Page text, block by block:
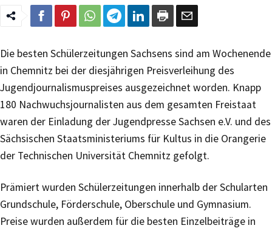
Die besten Schülerzeitungen Sachsens sind am Wochenende
in Chemnitz bei der diesjährigen Preisverleihung des
Jugendjournalismuspreises ausgezeichnet worden. Knapp
180 Nachwuchsjournalisten aus dem gesamten Freistaat
waren der Einladung der Jugendpresse Sachsen e.V. und des
Sächsischen Staatsministeriums für Kultus in die Orangerie
der Technischen Universität Chemnitz gefolgt.
Prämiert wurden Schülerzeitungen innerhalb der Schularten
Grundschule, Förderschule, Oberschule und Gymnasium.
Preise wurden außerdem für die besten Einzelbeiträge in